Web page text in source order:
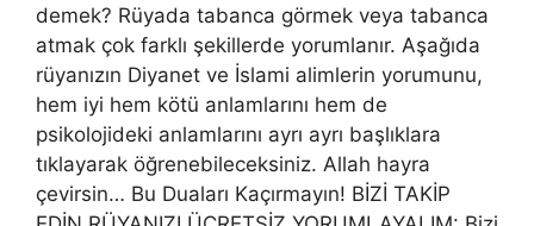
demek? Rüyada tabanca görmek veya tabanca
atmak çok farklı şekillerde yorumlanır. Aşağıda
rüyanızın Diyanet ve İslami alimlerin yorumunu,
hem iyi hem kötü anlamlarını hem de
psikolojideki anlamlarını ayrı ayrı başlıklara
tıklayarak öğrenebileceksiniz. Allah hayra
çevirsin… Bu Duaları Kaçırmayın! BİZİ TAKİP